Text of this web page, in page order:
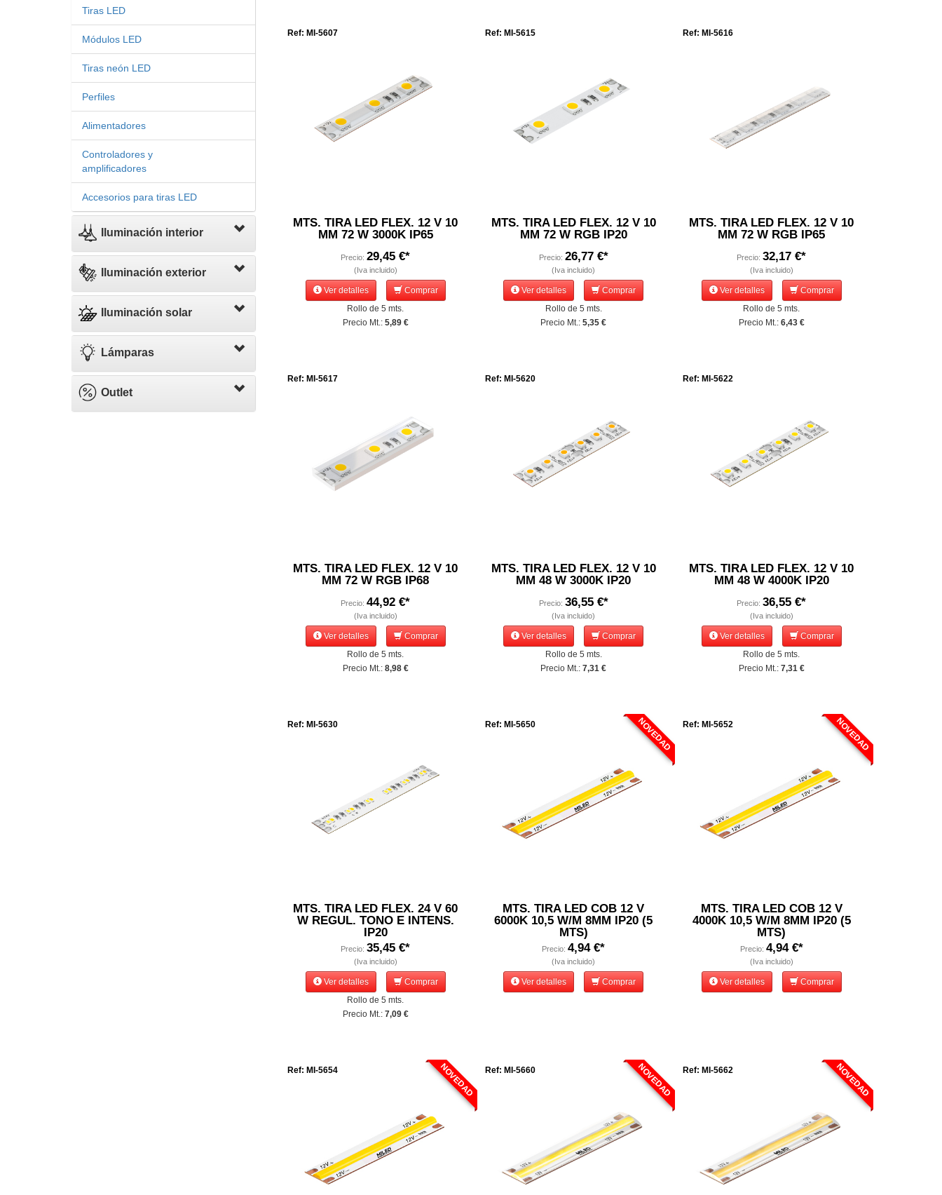
Tiras LED
Módulos LED
Tiras neón LED
Perfiles
Alimentadores
Controladores y
amplificadores
Accesorios para tiras LED
Iluminación interior
Iluminación exterior
Iluminación solar
Lámparas
Outlet
Ref: MI-5607
MTS. TIRA LED FLEX. 12 V 10
MM 72 W 3000K IP65
Precio:29,45 €*
(Iva incluido)
Ver detalles
Comprar
Rollo de 5 mts.
Precio Mt.: 5,89 €
Ref: MI-5615
MTS. TIRA LED FLEX. 12 V 10
MM 72 W RGB IP20
Precio: 26,77 €*
(Iva incluido)
Ver detalles
Comprar
Rollo de 5 mts.
Precio Mt.:5,35 €
Ref: MI-5616
MTS. TIRA LED FLEX. 12 V 10
MM 72 W RGB IP65
Precio:32,17 €*
(Iva incluido)
Ver detalles
Comprar
Rollo de 5 mts.
Precio Mt.: 6,43 €
Ref: MI-5617
MTS. TIRA LED FLEX. 12 V 10
MM 72 W RGB IP68
Precio:44,92 €*
(Iva incluido)
Ver detalles
Comprar
Rollo de 5 mts.
Precio Mt.: 8,98 €
Ref: MI-5620
MTS. TIRA LED FLEX. 12 V 10
MM 48 W 3000K IP20
Precio: 36,55 €*
(Iva incluido)
Ver detalles
Comprar
Rollo de 5 mts.
Precio Mt.:7,31 €
Ref: MI-5622
MTS. TIRA LED FLEX. 12 V 10
MM 48 W 4000K IP20
Precio:36,55 €*
(Iva incluido)
Ver detalles
Comprar
Rollo de 5 mts.
Precio Mt.: 7,31 €
Ref: MI-5630
MTS. TIRA LED FLEX. 24 V 60
W REGUL. TONO E INTENS.
IP20
Precio:35,45 €*
(Iva incluido)
Ver detalles
Comprar
Rollo de 5 mts.
Precio Mt.: 7,09 €
NOVEDAD
Ref: MI-5650
MTS. TIRA LED COB 12 V
6000K 10,5 W/M 8MM IP20 (5
MTS)
Precio:4,94 €*
(Iva incluido)
Ver detalles Comprar
NOVEDAD
Ref: MI-5652
MTS. TIRA LED COB 12 V
4000K 10,5 W/M 8MM IP20 (5
MTS)
Precio: 4,94 €*
(Iva incluido)
Ver detalles Comprar
NOVEDAD
Ref: MI-5654 NOVEDAD
Ref: MI-5660 NOVEDAD
Ref: MI-5662